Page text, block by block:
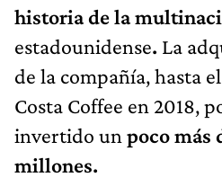
historia de la
estadounidense. La
de la compañía, hasta
Costa Coffee en 2018,
invertido un poco más
millones.